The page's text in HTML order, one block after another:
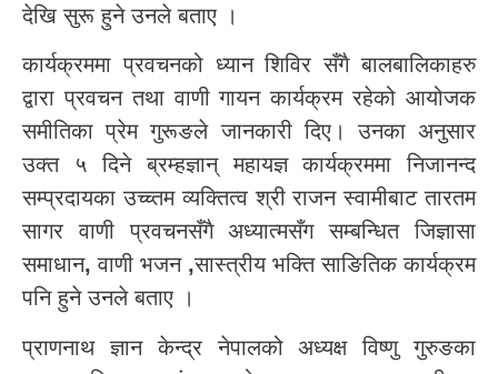
देखि सुरू हुने उनले बताए ।
कार्यक्रममा प्रवचनको ध्यान शिविर सँगै बालबालिकाहरु
द्वारा प्रवचन तथा वाणी गायन कार्यक्रम रहेको आयोजक
समीतिका प्रेम गुरूङले जानकारी दिए। उनका अनुसार
उक्त ५ दिने ब्रम्हज्ञान् महायज्ञ कार्यक्रममा निजानन्द
सम्प्रदायका उच्च्तम व्यक्तित्व श्री राजन स्वामीबाट तारतम
सागर वाणी प्रवचनसँगै अध्यात्मसँग सम्बन्धित जिज्ञासा
समाधान,वाणी भजन ,सास्त्रीय भक्ति साङितिक कार्यक्रम
पनि हुने उनले बताए ।
प्राणनाथ ज्ञान केन्द्र नेपालको अध्यक्ष विष्णु गुरुङका